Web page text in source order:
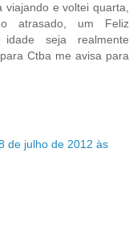
viajando e voltei quarta,
atrasado, um Feliz
seja realmente
Ctba me avisa para
de julho de 2012 às